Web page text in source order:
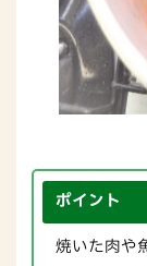
ポイント
焼いた肉や